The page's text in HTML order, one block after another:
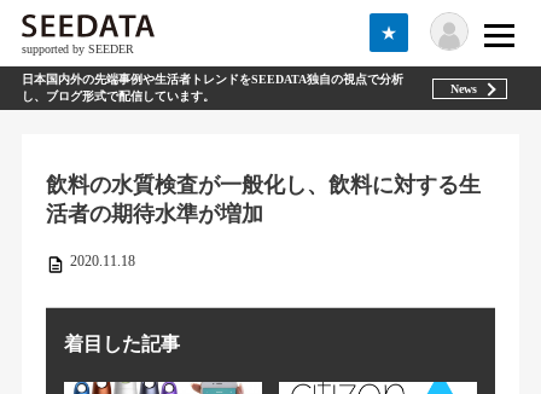
supported by SEEDER
★
日本国内外の先端事例や生活者トレンドをSEEDATA独自の視点で分析
し、ブログ形式で配信しています。
News
飲料の水質検査が一般化し、飲料に対する生
活者の期待水準が増加
2020.11.18
着目した記事